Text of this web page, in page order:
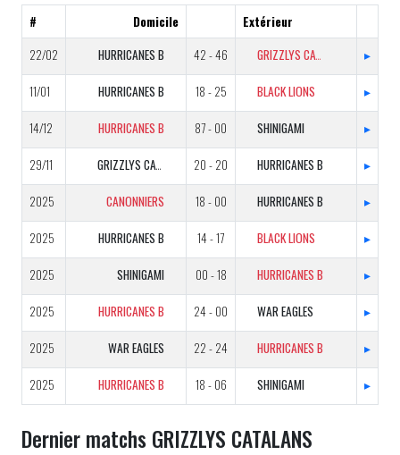
# Domicile
Extérieur
22/02
HURRICANES B 42 - 46 GRIZZLYS CATALANS B ▸
11/01 HURRICANES B 18 - 25 BLACK LIONS ▸
14/12 HURRICANES B 87 - 00 SHINIGAMI ▸
29/11 GRIZZLYS CATALANS B 20 - 20 HURRICANES B ▸
2025 CANONNIERS 18 - 00 HURRICANES B ▸
2025 HURRICANES B 14 - 17 BLACK LIONS ▸
2025 SHINIGAMI 00 - 18 HURRICANES B ▸
2025 HURRICANES B 24 - 00 WAR EAGLES ▸
2025 WAR EAGLES 22 - 24 HURRICANES B ▸
2025 HURRICANES B 18 - 06 SHINIGAMI ▸
Dernier matchs GRIZZLYS CATALANS